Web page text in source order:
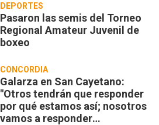
DEPORTES
Pasaron las semis del Torneo
Regional Amateur Juvenil de
boxeo
CONCORDIA
Galarza en San Cayetano:
"Otros tendrán que responder
por qué estamos así; nosotros
vamos a responder